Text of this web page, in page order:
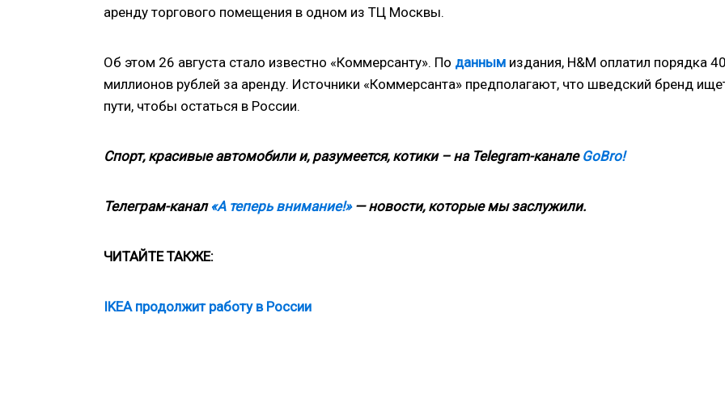
аренду торгового помещения в одном из ТЦ Москвы.
Об этом 26 августа стало известно «Коммерсанту». По данным издания, H&M оплатил порядка
миллионов рублей за аренду. Источники «Коммерсанта» предполагают, что шведский бренд
пути, чтобы остаться в России.
Спорт, красивые автомобили и, разумеется, котики – на Telegram-канале GoBro!
Телеграм-канал «А теперь внимание!»— новости, которые мы заслужили.
ЧИТАЙТЕ ТАКЖЕ:
IKEA продолжит работу в России